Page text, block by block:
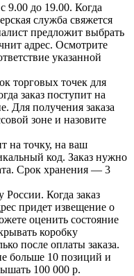
9.00 до 19.00. Когда
служба свяжется
предложит выбрать
адрес. Осмотрите
указанной
торговых точек для
заказ поступит на
Для получения заказа
зоне и назовите
на точку, на ваш
код. Заказ нужно
Срок хранения — 3
России. Когда заказ
придет извещение о
оценить состояние
коробку
после оплаты заказа.
больше 10 позиций и
100 000 р.